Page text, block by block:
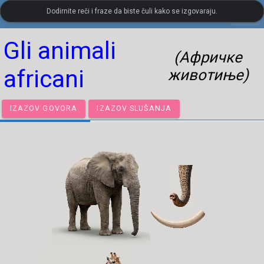
LanguageGuide.org•Италијански визуелни речник
Gli animali
africani
(Афричке
животиње)
IZAZOV GOVORA
Dodirnite reči i fraze da biste čuli kako se izgovaraju.